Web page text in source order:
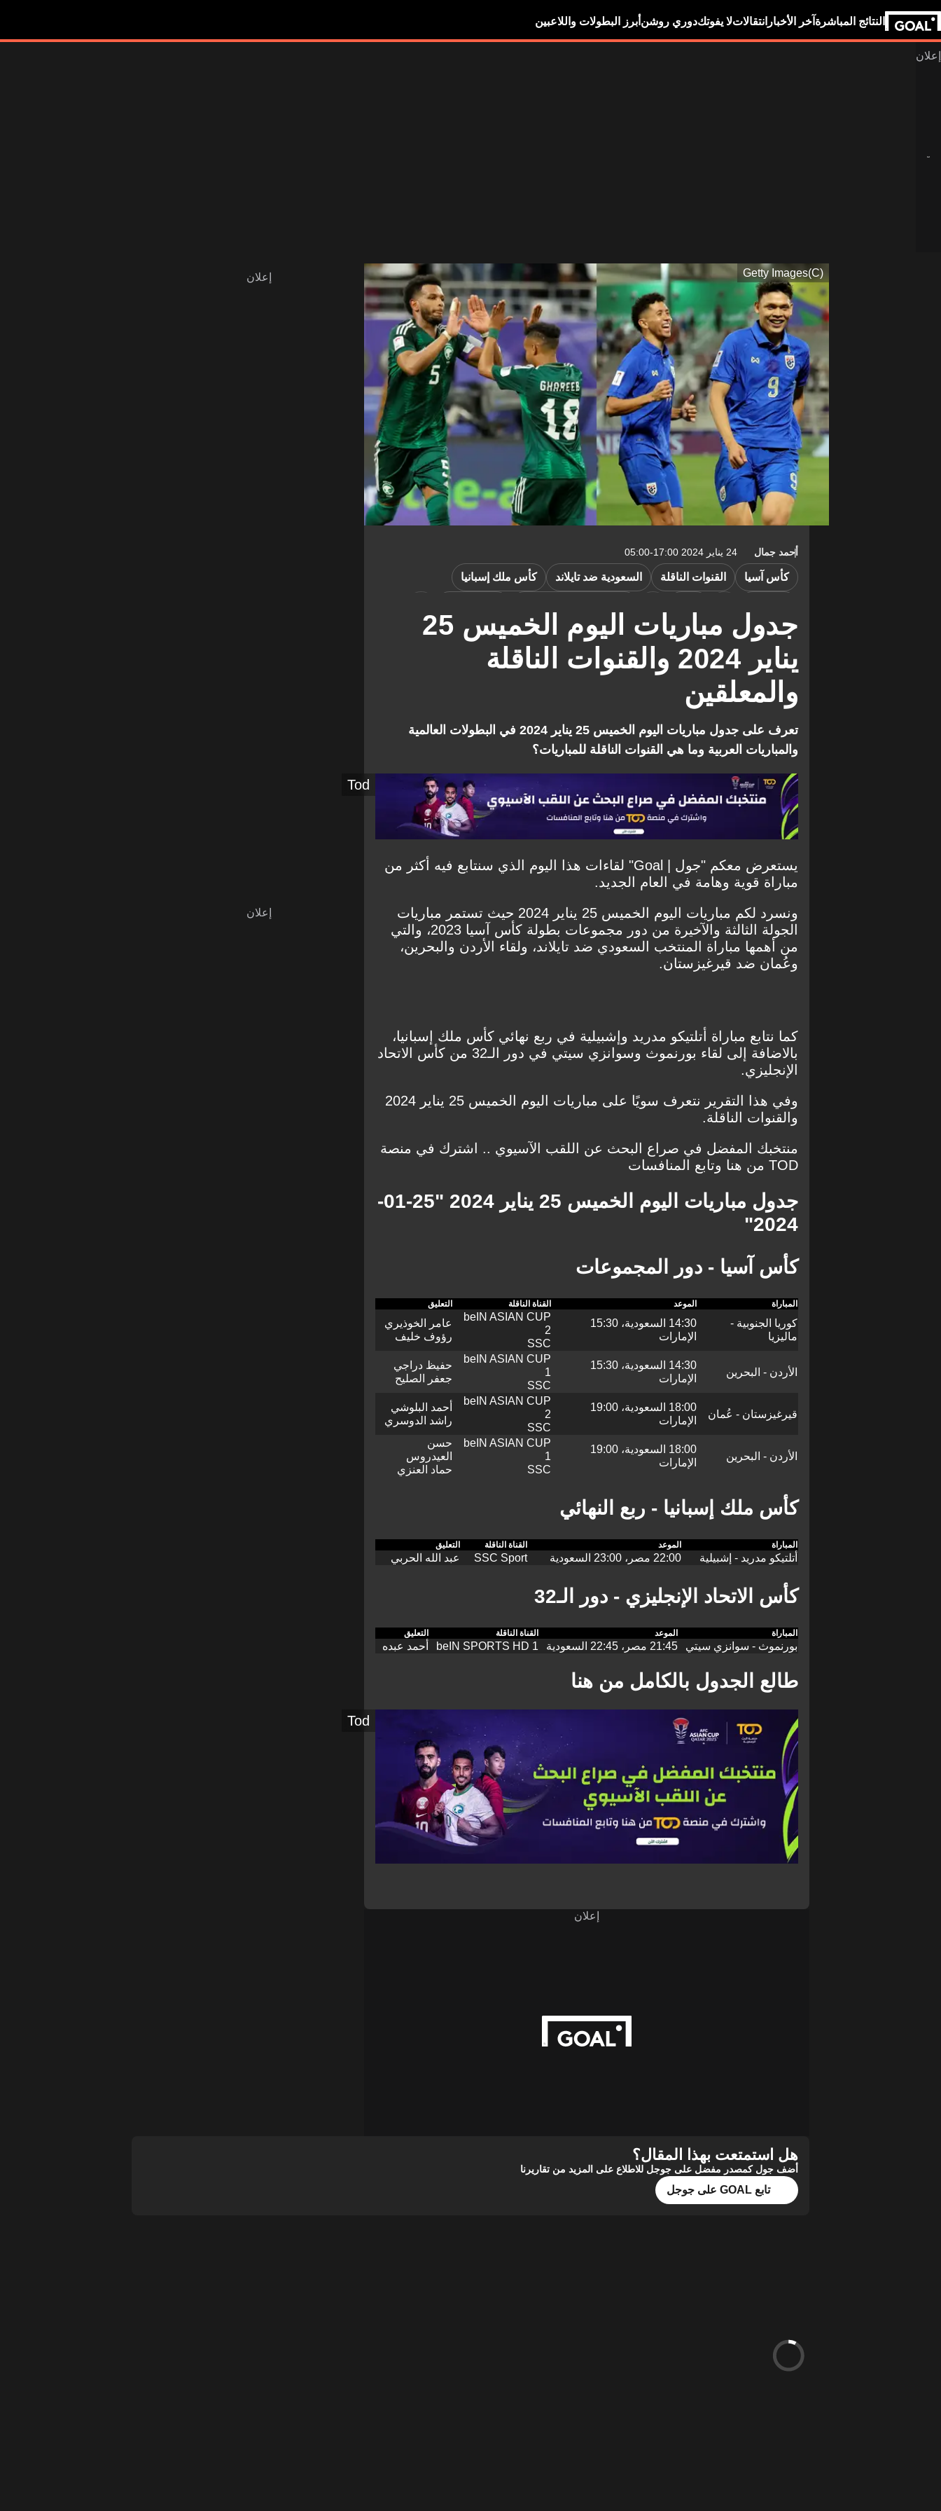
النتائج المباشرة آخر الأخبار انتقالاتلا يفوتكدوري روشن أبرز البطولات واللاعبين
(C)Getty Images
أحمد جمال 24 يناير 2024 17:00-05:00
جدول مباريات اليوم الخميس 25
يناير 2024 والقنوات الناقلة
والمعلقين
كأس آسيا القنوات الناقلة السعودية ضد تايلاند كأس ملك إسبانيا
إشبيلية قيرغيزستان ضد عمان قيرغيزستان عمان
الأردن ضد البحرين الأردن البحرين كأس الاتحاد الإنجليزي
كوريا الجنوبية ضد ماليزيا
تعرف على جدول مباريات اليوم الخميس 25 يناير 2024 في البطولات العالمية
والمباريات العربية وما هي القنوات الناقلة للمباريات؟
Tod
يستعرض معكم "جول | Goal" لقاءات هذا اليوم الذي سنتابع فيه أكثر من
مباراة قوية وهامة في العام الجديد.
ونسرد لكم مباريات اليوم الخميس 25 يناير 2024 حيث تستمر مباريات
الجولة الثالثة والآخيرة من دور مجموعات بطولة كأس آسيا 2023، والتي
من أهمها مباراة المنتخب السعودي ضد تايلاند، ولقاء الأردن والبحرين،
وعُمان ضد قيرغيزستان.
كما نتابع مباراة أتلتيكو مدريد وإشبيلية في ربع نهائي كأس ملك إسبانيا،
بالاضافة إلى لقاء بورنموث وسوانزي سيتي في دور الـ32 من كأس الاتحاد
الإنجليزي.
وفي هذا التقرير نتعرف سويًا على مباريات اليوم
الخميس 25 يناير 2024
والقنوات الناقلة.
منتخبك المفضل في صراع البحث عن اللقب الآسيوي .. اشترك في منصة
TOD من هنا وتابع المنافسات
جدول مباريات اليوم
الخميس 25 يناير 2024 "25-01-
2024"
كأس آسيا - دور المجموعات
المباراة الموعد القناة الناقلة التعليق
كوريا الجنوبية -
ماليزيا
14:30 السعودية، 15:30
الإمارات
beIN ASIAN CUP
2
SSC
عامر الخوذيري
رؤوف خليف
الأردن - البحرين
14:30 السعودية، 15:30
الإمارات
beIN ASIAN CUP
1
SSC
حفيظ دراجي
جعفر الصليح
قيرغيزستان - عُمان
18:00 السعودية، 19:00
الإمارات
beIN ASIAN CUP
2
SSC
أحمد البلوشي
راشد الدوسري
الأردن - البحرين
18:00 السعودية، 19:00
الإمارات
beIN ASIAN CUP
1
SSC
حسن
العيدروس
حماد العنزي
كأس ملك إسبانيا - ربع النهائي
المباراة الموعد القناة الناقلة التعليق
أتلتيكو مدريد - إشبيلية 22:00 مصر، 23:00 السعودية SSC Sport عبد الله الحربي
كأس الاتحاد الإنجليزي - دور الـ32
المباراة الموعد القناة الناقلة التعليق
بورنموث - سوانزي سيتي 21:45 مصر، 22:45 السعودية beIN SPORTS HD 1 أحمد عبده
طالع الجدول بالكامل من هنا
Tod
إعلان
هل استمتعت بهذا المقال؟
أضف جول كمصدر مفضل على جوجل للاطلاع على المزيد من تقاريرنا
تابع GOAL على جوجل